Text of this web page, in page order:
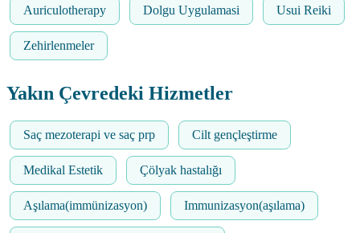
Auriculotherapy Dolgu Uygulamasi Usui Reiki
Zehirlenmeler
Yakın Çevredeki Hizmetler
Saç mezoterapi ve saç prp Cilt gençleştirme
Medikal Estetik Çölyak hastalığı
Aşılama(immünizasyon) Immunizasyon(aşılama)